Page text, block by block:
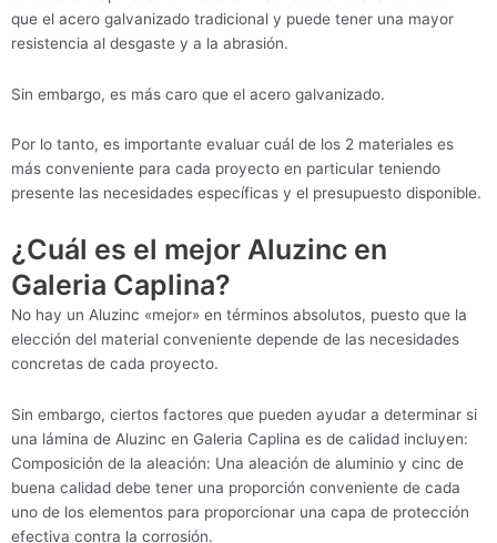
que el acero galvanizado tradicional y puede tener una mayor
resistencia al desgaste y a la abrasión.
Sin embargo, es más caro que el acero galvanizado.
Por lo tanto, es importante evaluar cuál de los 2 materiales es
más conveniente para cada proyecto en particular teniendo
presente las necesidades específicas y el presupuesto disponible.
¿Cuál es el mejor Aluzinc en
Galeria Caplina?
No hay un Aluzinc «mejor» en términos absolutos, puesto que la
elección del material conveniente depende de las necesidades
concretas de cada proyecto.
Sin embargo, ciertos factores que pueden ayudar a determinar si
una lámina de Aluzinc en Galeria Caplina es de calidad incluyen:
Composición de la aleación: Una aleación de aluminio y cinc de
buena calidad debe tener una proporción conveniente de cada
uno de los elementos para proporcionar una capa de protección
efectiva contra la corrosión.